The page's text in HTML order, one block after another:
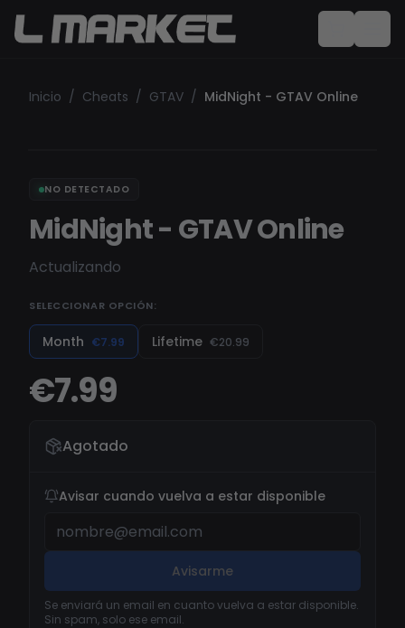
Inicio / Cheats / GTAV / MidNight - GTAV Online
NO DETECTADO
MidNight - GTAV Online
Actualizando
SELECCIONAR OPCIÓN:
Month €7.99 Lifetime €20.99
€7.99
Agotado
Avisar cuando vuelva a estar disponible
Avisarme
Se enviará un email en cuanto vuelva a estar disponible.
Sin spam, solo ese email.